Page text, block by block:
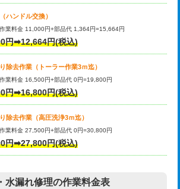
着 33,000円
8,800円～
）
ハンドル交換）
業料金 11,000円+部品代 1,364円=15,664円
円➡12,664円(税込)
除去作業（トーラー作業3ｍ迄）
業料金 16,500円+部品代 0円=19,800円
円➡16,800円(税込)
除去作業（高圧洗浄3ｍ迄）
業料金 27,500円+部品代 0円=30,800円
円➡27,800円(税込)
水漏れ修理の作業料金表